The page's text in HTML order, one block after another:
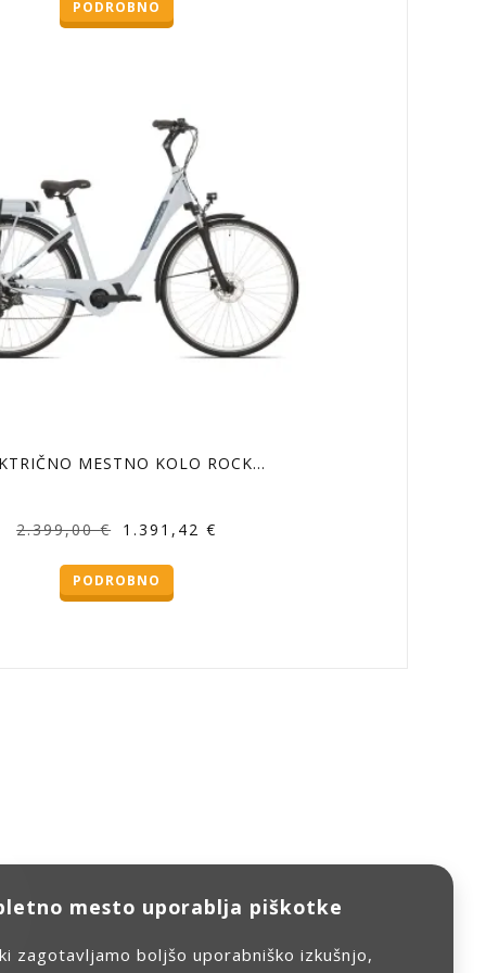
je
PODROBNO
MESTNO KOLO ROCK…
2.399,00€
Izvirna
je
1.391,42€
PODROBNO
mesto uporablja piškotke
zagotavljamo boljšo uporabniško izkušnjo,